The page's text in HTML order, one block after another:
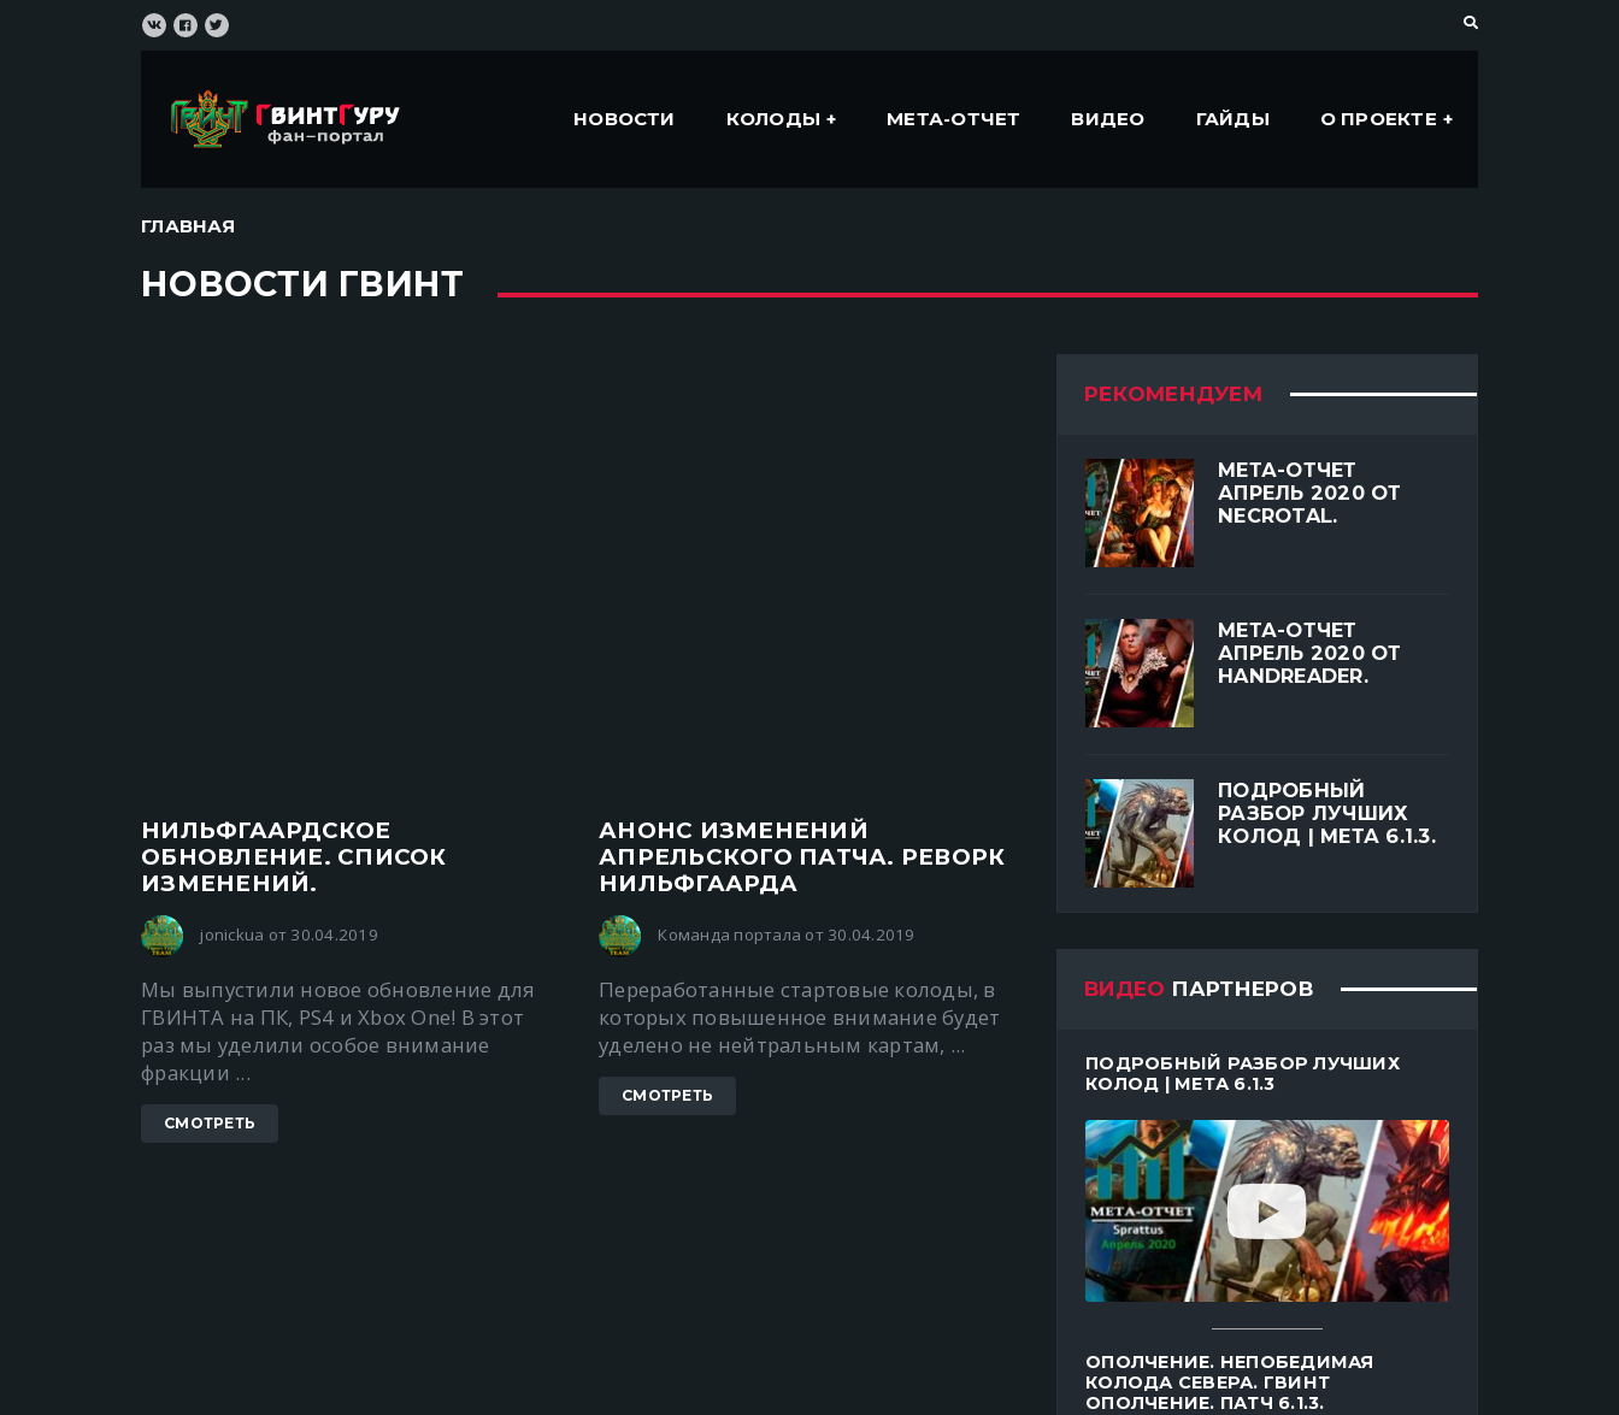
НОВОСТИ КОЛОДЫ МЕТА-ОТЧЕТ ВИДЕО ГАЙДЫ О ПРОЕКТЕ
ГЛАВНАЯ
НОВОСТИ ГВИНТ
НИЛЬФГААРДСКОЕ
ОБНОВЛЕНИЕ. СПИСОК
ИЗМЕНЕНИЙ.
jonickua от 30.04.2019
Мы выпустили новое обновление для
ГВИНТА на ПК, PS4 и Xbox One! В этот
раз мы уделили особое внимание
фракции ...
СМОТРЕТЬ
АНОНС ИЗМЕНЕНИЙ
АПРЕЛЬСКОГО ПАТЧА. РЕВОРК
НИЛЬФГААРДА
Команда портала от 30.04.2019
Переработанные стартовые колоды, в
которых повышенное внимание будет
уделено не нейтральным картам, ...
СМОТРЕТЬ
РЕКОМЕНДУЕМ
МЕТА-ОТЧЕТ
АПРЕЛЬ 2020 ОТ
NECROTAL.
МЕТА-ОТЧЕТ
АПРЕЛЬ 2020 ОТ
HANDREADER.
ПОДРОБНЫЙ
РАЗБОР ЛУЧШИХ
КОЛОД | МЕТА 6.1.3.
ВИДЕО ПАРТНЕРОВ
ПОДРОБНЫЙ РАЗБОР ЛУЧШИХ
КОЛОД | МЕТА 6.1.3
ОПОЛЧЕНИЕ. НЕПОБЕДИМАЯ
КОЛОДА СЕВЕРА. ГВИНТ
ОПОЛЧЕНИЕ. ПАТЧ 6.1.3.